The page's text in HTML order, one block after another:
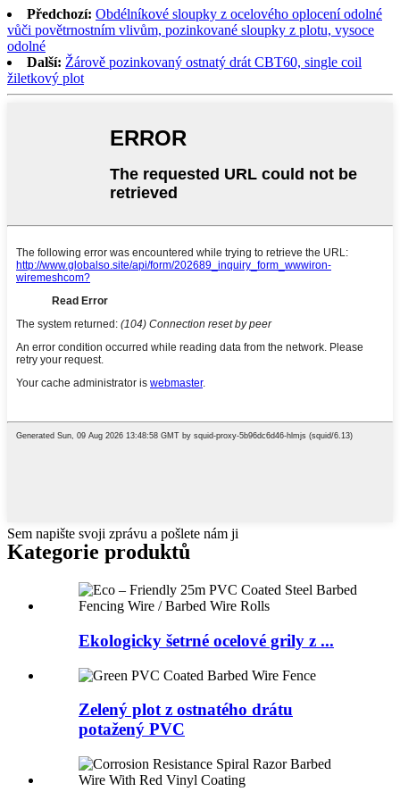
Předchozí: Obdélníkové sloupky z ocelového oplocení odolné
vůči povětrnostním vlivům, pozinkované sloupky z plotu, vysoce
odolné
Další: Žárově pozinkovaný ostnatý drát CBT60, single coil
žiletkový plot
Sem napište svoji zprávu a pošlete nám ji
Kategorie produktů
Ekologicky šetrné ocelové grily z ...
Zelený plot z ostnatého drátu
potažený PVC